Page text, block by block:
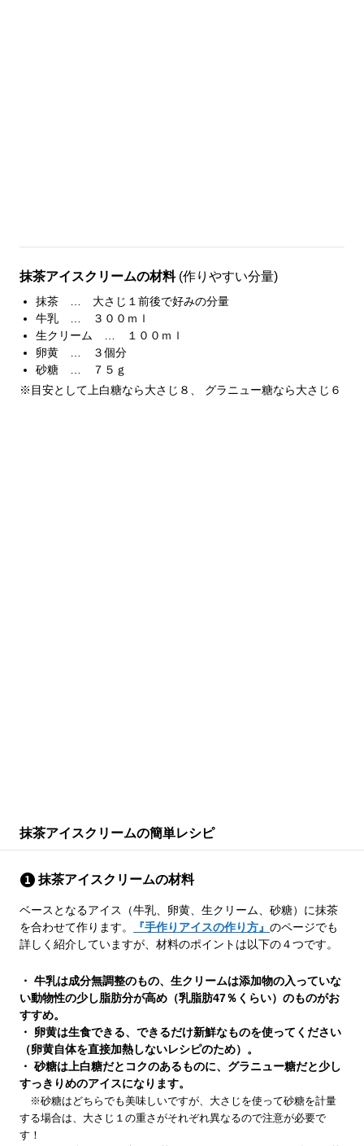
抹茶アイスクリームの材料 (作りやすい分量)
抹茶 … 大さじ１前後で好みの分量
牛乳 … ３００ｍｌ
生クリーム … １００ｍｌ
卵黄 … ３個分
砂糖 … ７５ｇ
※目安として上白糖なら大さじ８、 グラニュー糖なら大さじ６
抹茶アイスクリームの簡単レシピ
抹茶アイスクリームの材料
ベースとなるアイス（牛乳、卵黄、生クリーム、砂糖）に抹茶
を合わせて作ります。
『手作りアイスの作り方』 のページでも
詳しく紹介していますが、材料のポイントは以下の４つです。
・ 牛乳は成分無調整のもの、生クリームは添加物の入っていな
い動物性の少し脂肪分が高め（乳脂肪47％くらい）のものがお
すすめ。
・ 卵黄は生食できる、できるだけ新鮮なものを使ってください
（卵黄自体を直接加熱しないレシピのため）。
・ 砂糖は上白糖だとコクのあるものに、グラニュー糖だと少し
すっきりめのアイスになります。
※砂糖はどちらでも美味しいですが、大さじを使って砂糖を計量
する場合は、大さじ１の重さがそれぞれ異なるので注意が必要で
す！